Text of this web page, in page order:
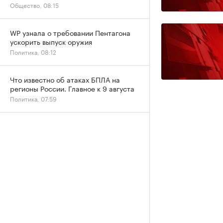
Общество, 08:15
WP узнала о требовании Пентагона
ускорить выпуск оружия
Политика, 08:12
Что известно об атаках БПЛА на
регионы России. Главное к 9 августа
Политика, 07:59